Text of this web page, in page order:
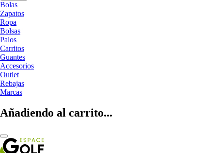
Bolas
Zapatos
Ropa
Bolsas
Palos
Carritos
Guantes
Accesorios
Outlet
Rebajas
Marcas
Añadiendo al carrito...